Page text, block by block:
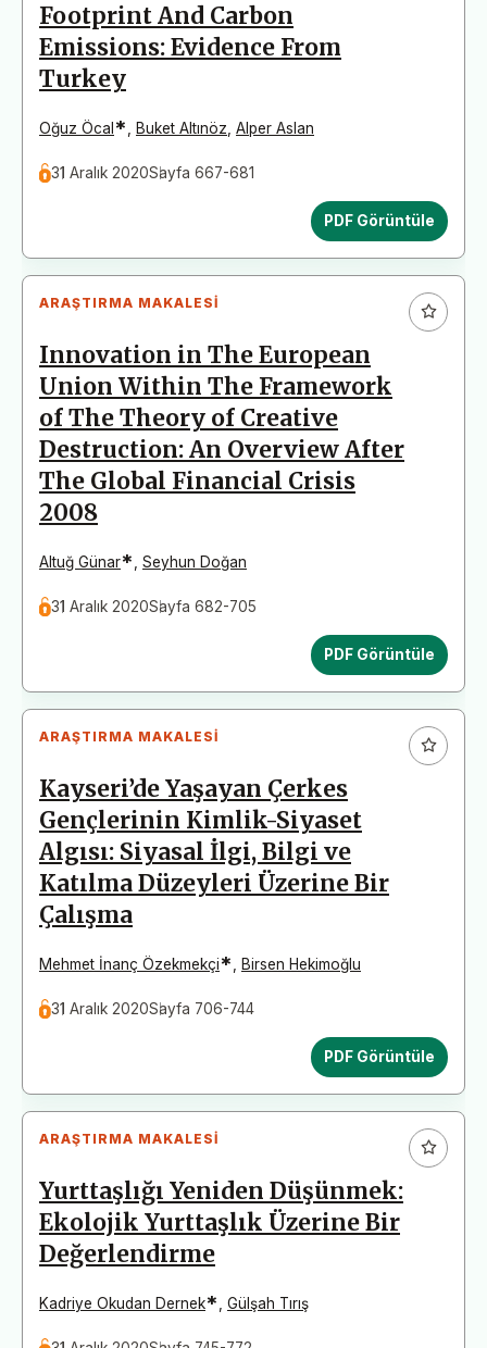
Footprint And Carbon
Emissions: Evidence From
Turkey
Oğuz Öcal * Buket Altınöz Alper Aslan
31 Aralık 2020Sayfa 667-681
PDF Görüntüle
ARAŞTIRMA MAKALESI
Innovation in The European
Union Within The Framework
of The Theory of Creative
Destruction: An Overview After
The Global Financial Crisis
2008
Altuğ Günar* Seyhun Doğan
31 Aralık 2020Sayfa 682-705
PDF Görüntüle
ARAŞTIRMA MAKALESI
Kayseri’de Yaşayan Çerkes
Gençlerinin Kimlik-Siyaset
Algısı: Siyasal İlgi, Bilgi ve
Katılma Düzeyleri Üzerine Bir
Çalışma
Mehmet İnanç Özekmekçi* Birsen Hekimoğlu
31 Aralık 2020Sayfa 706-744
PDF Görüntüle
ARAŞTIRMA MAKALESI
Yurttaşlığı Yeniden Düşünmek:
Ekolojik Yurttaşlık Üzerine Bir
Değerlendirme
Kadriye Okudan Dernek* Gülşah Tırış